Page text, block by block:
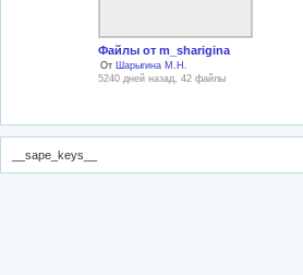
Файлы от m_sharigina
От Шарыгина М.Н.
5240 дней назад, 42 файлы
__sape_keys__